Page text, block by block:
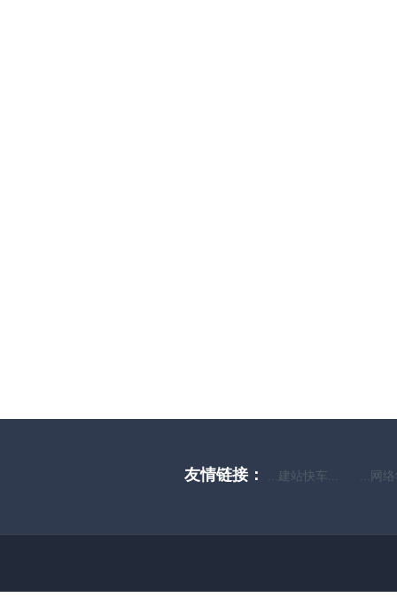
友情链接： ...建站快车... ...网